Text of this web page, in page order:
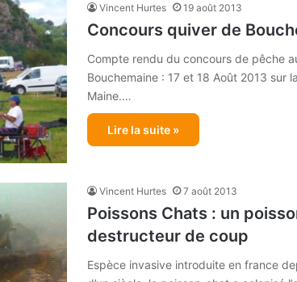
Vincent Hurtes 19 août 2013
Concours quiver de
Compte rendu du concours de pêche
Bouchemaine : 17 et 18 Août 2013 sur
Maine.…
Lire la suite »
Vincent Hurtes 7 août 2013
Poissons Chats : un
destructeur de coup
Espèce invasive introduite en france